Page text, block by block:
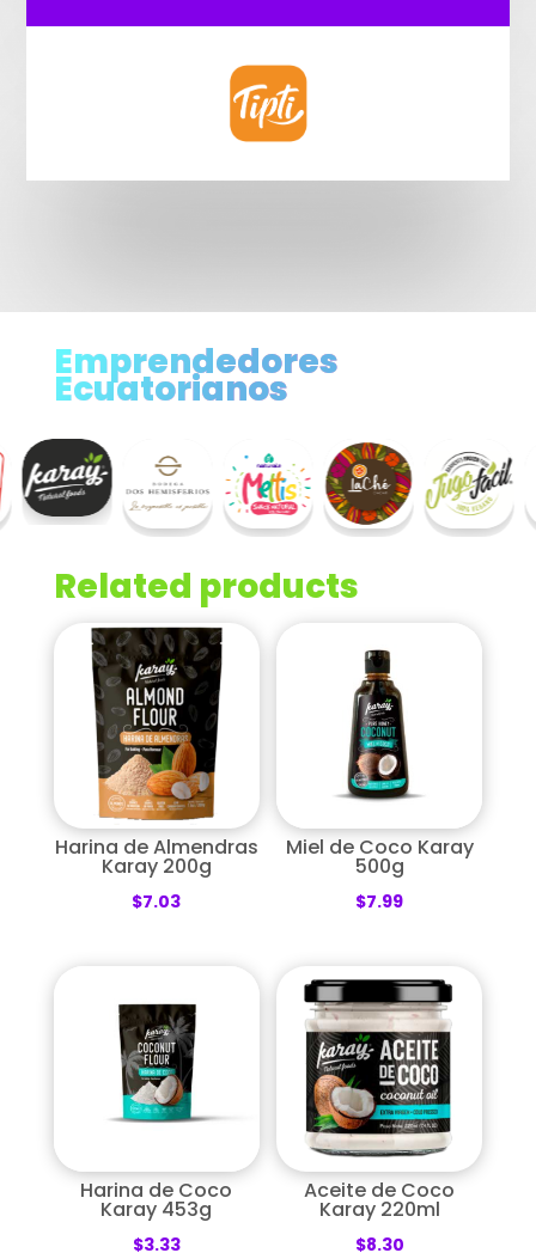
Emprendedores
Ecuatorianos
Related products
Harina de Almendras
Karay 200g
$7.03
Miel de Coco Karay
500g
$7.99
Harina de Coco
Karay 453g
$3.33
Aceite de Coco
Karay 220ml
$8.30